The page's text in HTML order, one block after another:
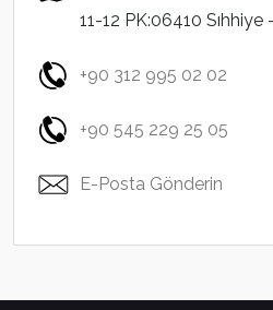
11-12 PK:06410
+90 312 995 02 02
+90 545 229 25 05
E-Posta Gönderin